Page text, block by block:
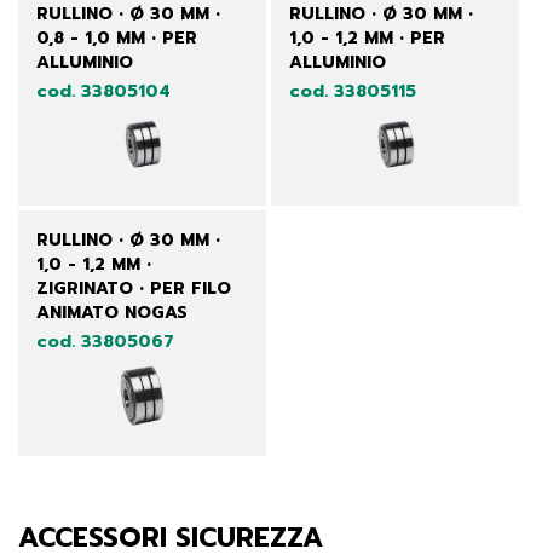
RULLINO • Ø 30 MM •
0,8 - 1,0 MM • PER
ALLUMINIO
cod. 33805104
RULLINO • Ø 30 MM •
1,0 - 1,2 MM • PER
ALLUMINIO
cod. 33805115
RULLINO • Ø 30 MM •
1,0 - 1,2 MM •
ZIGRINATO • PER FILO
ANIMATO NOGAS
cod. 33805067
ACCESSORI SICUREZZA